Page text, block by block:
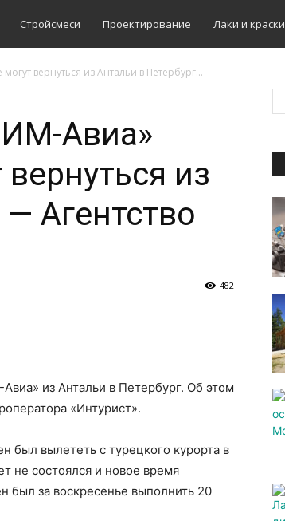
Стройсмеси Проектирование Лаки и краски
вернуться из Антальи в Петербург...
Авиа»
из
Агентство
482
из Антальи в Петербург. Об этом
«Интурист».
был вылететь с турецкого курорта в
не состоялся и новое время
был за воскресенье выполнить 20